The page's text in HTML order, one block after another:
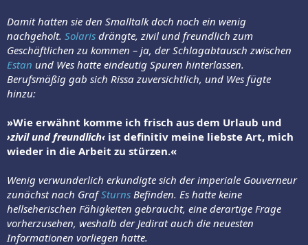
Damit hatten sie den Smalltalk doch noch ein wenig
nachgeholt. Solaris drängte, zivil und freundlich zum
Geschäftlichen zu kommen – ja, der Schlagabtausch zwischen
Estan und Wes hatte eindeutig Spuren hinterlassen.
Berufsmäßig gab sich Rissa zuversichtlich, und Wes fügte
hinzu:
»Wie erwähnt komme ich frisch aus dem Urlaub und
›zivil und freundlich‹ ist definitiv meine liebste Art, mich
wieder in die Arbeit zu stürzen.«
Wenig verwunderlich erkundigte sich der imperiale Gouverneur
zunächst nach GrafSturns Befinden. Es hatte keine
hellseherischen Fähigkeiten gebraucht, eine derartige Frage
vorherzusehen, weshalb der Jedirat auch die neuesten
Informationen vorliegen hatte.